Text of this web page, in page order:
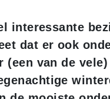
interessante
dat er ook
(een van de